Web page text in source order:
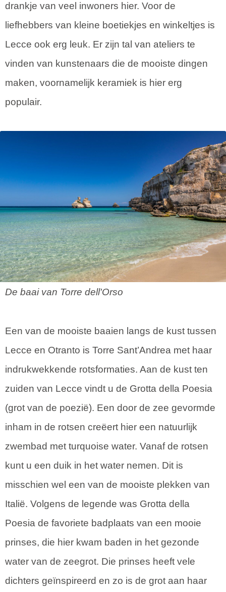
drankje van veel inwoners hier. Voor de
liefhebbers van kleine boetiekjes en winkeltjes is
Lecce ook erg leuk. Er zijn tal van ateliers te
vinden van kunstenaars die de mooiste dingen
maken, voornamelijk keramiek is hier erg
populair.
De baai van Torre dell'Orso
Een van de mooiste baaien langs de kust tussen
Lecce en Otranto is Torre Sant’Andrea met haar
indrukwekkende rotsformaties. Aan de kust ten
zuiden van Lecce vindt u de Grotta della Poesia
(grot van de poezië). Een door de zee gevormde
inham in de rotsen creëert hier een natuurlijk
zwembad met turquoise water. Vanaf de rotsen
kunt u een duik in het water nemen. Dit is
misschien wel een van de mooiste plekken van
Italië. Volgens de legende was Grotta della
Poesia de favoriete badplaats van een mooie
prinses, die hier kwam baden in het gezonde
water van de zeegrot. Die prinses heeft vele
dichters geïnspireerd en zo is de grot aan haar